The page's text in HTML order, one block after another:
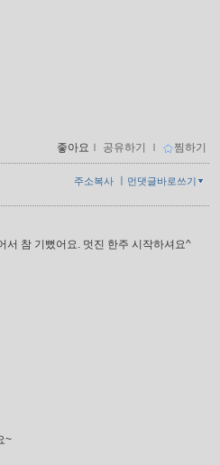
좋아요 ｌ 공유하기 ｌ 찜하기
먼댓글바로쓰기
주소복사
서 참 기뻤어요. 멋진 한주 시작하셔요^
~